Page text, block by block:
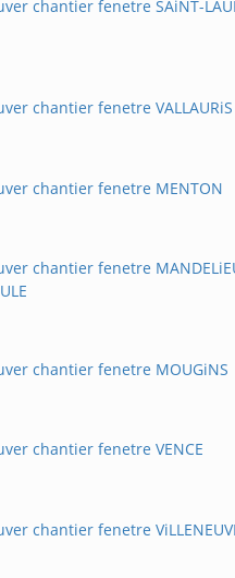
chantier fenetre SAiNT-
chantier fenetre VALLAURiS
chantier fenetre MENTON
chantier fenetre
chantier fenetre MOUGiNS
chantier fenetre VENCE
chantier fenetre